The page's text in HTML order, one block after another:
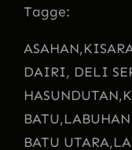
Tagge:
ASAHAN,
DAIRI, DELI
HASUNDUTAN,
BATU,
BATU UTARA,